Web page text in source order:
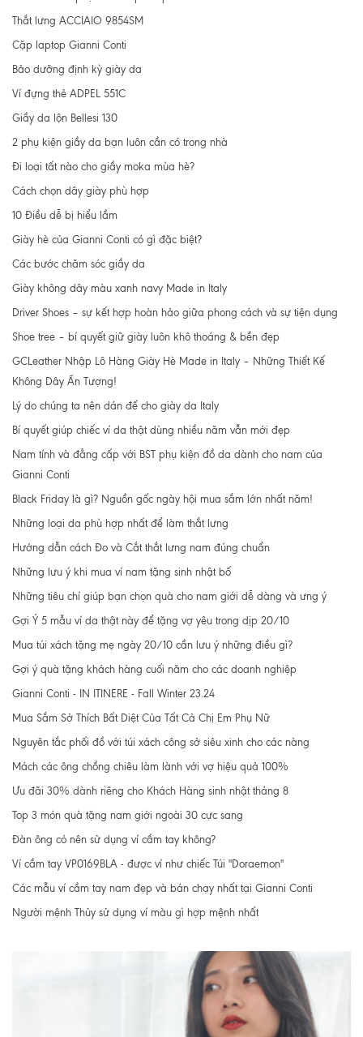
Thắt lưng ACCIAIO 9854SM
Cặp laptop Gianni Conti
Bảo dưỡng định kỳ giày da
Ví đựng thẻ ADPEL 551C
Giầy da lộn Bellesi 130
2 phụ kiện giầy da bạn luôn cần có trong nhà
Đi loại tất nào cho giầy moka mùa hè?
Cách chọn dây giày phù hợp
10 Điều dễ bị hiểu lầm
Giày hè của Gianni Conti có gì đặc biệt?
Các bước chăm sóc giầy da
Giày không dây màu xanh navy Made in Italy
Driver Shoes – sự kết hợp hoàn hảo giữa phong cách và sự tiện dụng
Shoe tree – bí quyết giữ giày luôn khô thoáng & bền đẹp
GCLeather Nhập Lô Hàng Giày Hè Made in Italy – Những Thiết Kế
Không Dây Ấn Tượng!
Lý do chúng ta nên dán đế cho giày da Italy
Bí quyết giúp chiếc ví da thật dùng nhiều năm vẫn mới đẹp
Nam tính và đẳng cấp với BST phụ kiện đồ da dành cho nam của
Gianni Conti
Black Friday là gì? Nguồn gốc ngày hội mua sắm lớn nhất năm!
Những loại da phù hợp nhất để làm thắt lưng
Hướng dẫn cách Đo và Cắt thắt lưng nam đúng chuẩn
Những lưu ý khi mua ví nam tặng sinh nhật bố
Những tiêu chí giúp bạn chọn quà cho nam giới dễ dàng và ưng ý
Gợi Ý 5 mẫu ví da thật này để tặng vợ yêu trong dịp 20/10
Mua túi xách tặng mẹ ngày 20/10 cần lưu ý những điều gì?
Gợi ý quà tặng khách hàng cuối năm cho các doanh nghiệp
Gianni Conti - IN ITINERE - Fall Winter 23.24
Mua Sắm Sở Thích Bất Diệt Của Tất Cả Chị Em Phụ Nữ
Nguyên tắc phối đồ với túi xách công sở siêu xinh cho các nàng
Mách các ông chồng chiêu làm lành với vợ hiệu quả 100%
Ưu đãi 30% dành riêng cho Khách Hàng sinh nhật tháng 8
Top 3 món quà tặng nam giới ngoài 30 cực sang
Đàn ông có nên sử dụng ví cầm tay không?
Ví cầm tay VP0169BLA - được ví như chiếc Túi "Doraemon"
Các mẫu ví cầm tay nam đẹp và bán chạy nhất tại Gianni Conti
Người mệnh Thủy sử dụng ví màu gì hợp mệnh nhất